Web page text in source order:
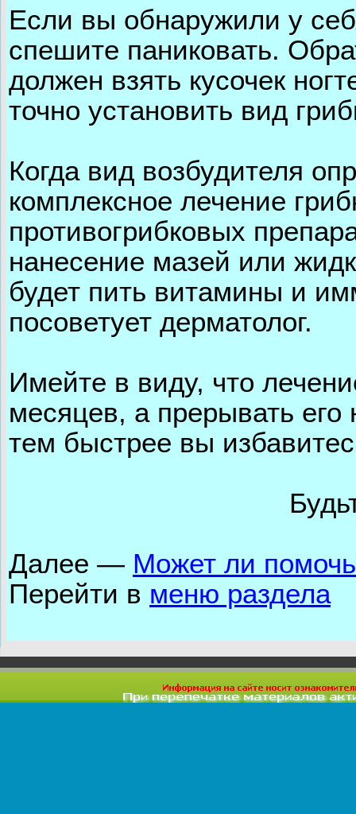
Если вы обнаружили у
спешите паниковать.
должен взять кусочек
точно установить вид
Когда вид возбудителя
комплексное лечение
противогрибковых
нанесение мазей или
будет пить витамины и
посоветует дерматолог.
Имейте в виду, что
месяцев, а прерывать
тем быстрее вы
Далее — Может ли
Перейти в меню раздела